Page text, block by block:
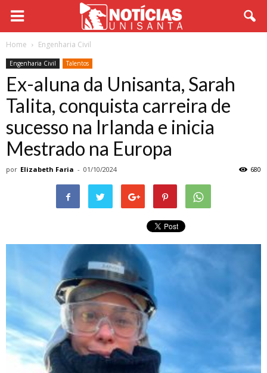
Home Engenharia Civil
Engenharia Civil Talentos
Ex-aluna da Unisanta, Sarah
Talita, conquista carreira de
sucesso na Irlanda e inicia
Mestrado na Europa
por Elizabeth Faria - 01/10/2024 680